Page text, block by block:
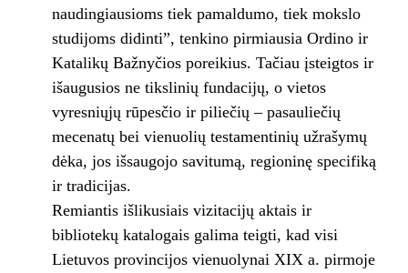
naudingiausioms tiek pamaldumo, tiek mokslo
studijoms didinti”, tenkino pirmiausia Ordino ir
Katalikų Bažnyčios poreikius. Tačiau įsteigtos ir
išaugusios ne tikslinių fundacijų, o vietos
vyresniųjų rūpesčio ir piliečių – pasauliečių
mecenatų bei vienuolių testamentinių užrašymų
dėka, jos išsaugojo savitumą, regioninę specifiką
ir tradicijas.
Remiantis išlikusiais vizitacijų aktais ir
bibliotekų katalogais galima teigti, kad visi
Lietuvos provincijos vienuolynai XIX a. pirmoje